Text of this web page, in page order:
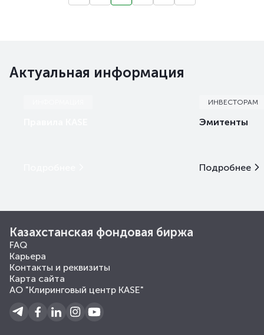
US200_2803 US91282CMS79 смешанная
Актуальная информация
ИНВЕСТОРАМ
Эмитенты
Подробнее
Казахстанская фондовая биржа
FAQ
Карьера
Контакты и реквизиты
Карта сайта
АО "Клиринговый центр KASE"